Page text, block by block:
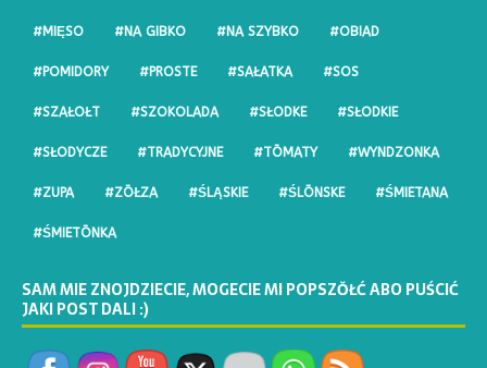
#MIĘSO #NA GIBKO #NA SZYBKO #OBIAD
#POMIDORY #PROSTE #SAŁATKA #SOS
#SZAŁOŁT #SZOKOLADA #SŁODKE #SŁODKIE
#SŁODYCZE #TRADYCYJNE #TŌMATY #WYNDZONKA
#ZUPA #ZŌŁZA #ŚLĄSKIE #ŚLŌNSKE #ŚMIETANA
#ŚMIETŌNKA
SAM MIE ZNOJDZIECIE, MOGECIE MI POPSZŎŁĆ ABO PUŚCIĆ
JAKI POST DALI :)